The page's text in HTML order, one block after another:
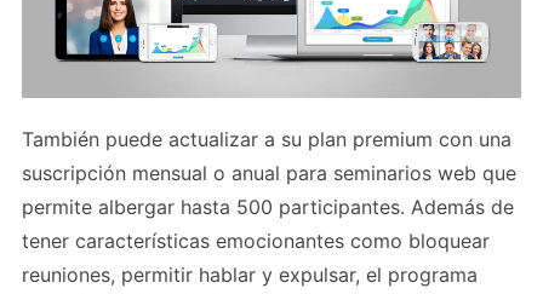
También puede actualizar a su plan premium con una
suscripción mensual o anual para seminarios web que
permite albergar hasta 500 participantes. Además de
tener características emocionantes como bloquear
reuniones, permitir hablar y expulsar, el programa